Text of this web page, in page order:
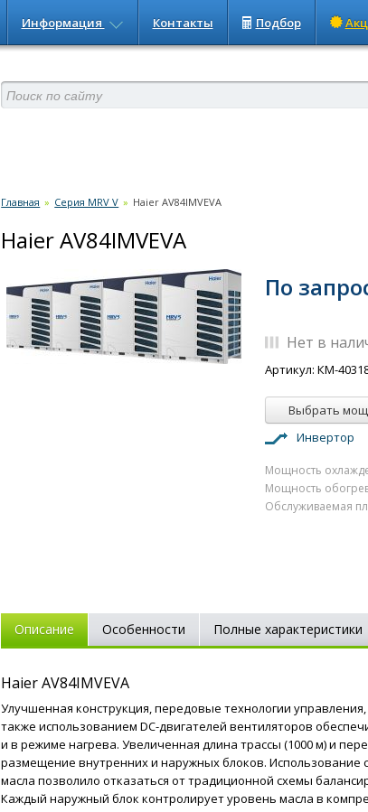
Информация Контакты Подбор
Главная » Серия MRV V » Haier AV84IMVEVA
Haier AV84IMVEVA
По
Нет в
Артикул: КМ-
Выбрать
Инвертор
Мощность
Мощность
Обслуживаемая
Описание Особенности Полные характеристики
Haier AV84IMVEVA
Улучшенная конструкция, передовые технологии
также использованием DC-двигателей вентиляторов
и в режиме нагрева. Увеличенная длина трассы (1000 м) и
размещение внутренних и наружных блоков. Использование
масла позволило отказаться от традиционной схемы
Каждый наружный блок контролирует уровень масла в